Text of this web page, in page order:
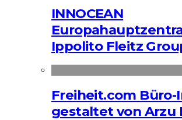
INNOCEAN
Ippolito Fleitz
Freiheit.com
gestaltet von Arzu